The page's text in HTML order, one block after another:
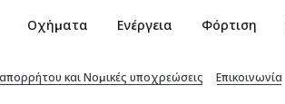
Οχήματα Ενέργεια Φόρτιση
και Νομικές υποχρεώσεις Επικοινωνία